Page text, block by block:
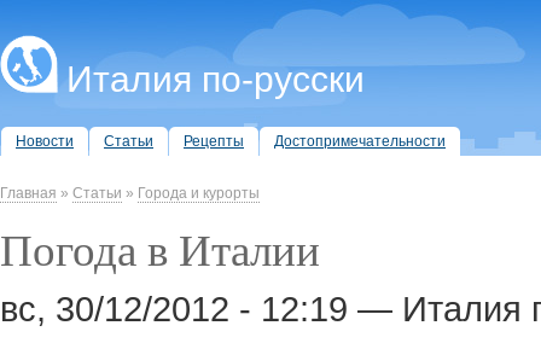
Италия по-русски
Новости Статьи Рецепты Достопримечательности
Главная » Статьи » Города и курорты
Погода в Италии
вс, 30/12/2012 - 12:19 — Италия